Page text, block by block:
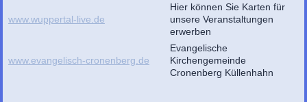
www.wuppertal-live.de
Hier können Sie Karten für
unsere Veranstaltungen
erwerben
www.evangelisch-cronenberg.de
Evangelische
Kirchengemeinde
Cronenberg Küllenhahn